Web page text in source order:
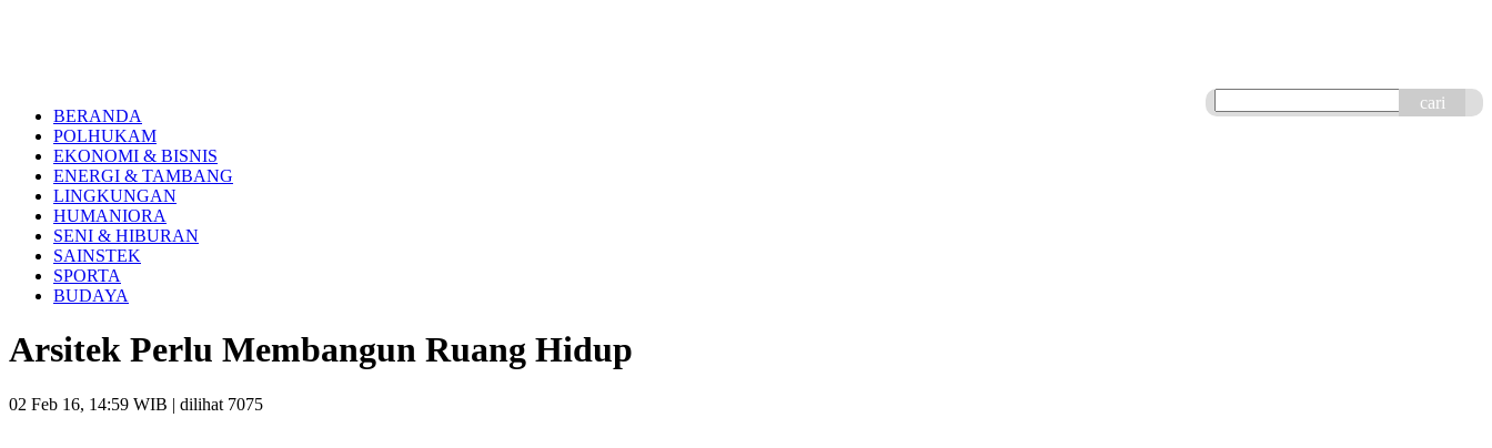
cari
BERANDA
POLHUKAM
EKONOMI & BISNIS
ENERGI & TAMBANG
LINGKUNGAN
HUMANIORA
SENI & HIBURAN
SAINSTEK
SPORTA
BUDAYA
Arsitek Perlu Membangun Ruang Hidup
02 Feb 16, 14:59 WIB | dilihat 7075